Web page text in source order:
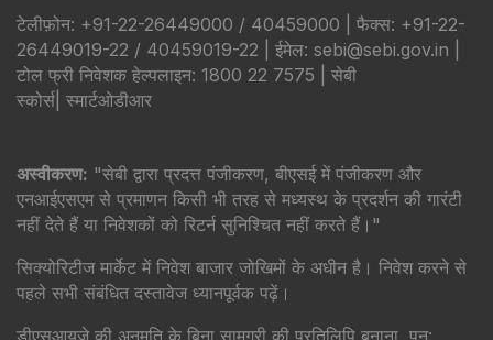
टेलीफ़ोन: +91-22-26449000 / 40459000 | फैक्स: +91-22-
26449019-22 / 40459019-22 | ईमेल: sebi@sebi.gov.in |
टोल फ्री निवेशक हेल्पलाइन: 1800 22 7575 | सेबी
स्कोर्स स्मार्टओडीआर
अस्वीकरण: "सेबी द्वारा प्रदत्त पंजीकरण, बीएसई में पंजीकरण और
एनआईएसएम से प्रमाणन किसी भी तरह से मध्यस्थ के प्रदर्शन की गारंटी
नहीं देते हैं या निवेशकों को रिटर्न सुनिश्चित नहीं करते हैं।"
सिक्योरिटीज मार्केट में निवेश बाजार जोखिमों के अधीन है। निवेश करने से
पहले सभी संबंधित दस्तावेज ध्यानपूर्वक पढ़ें।